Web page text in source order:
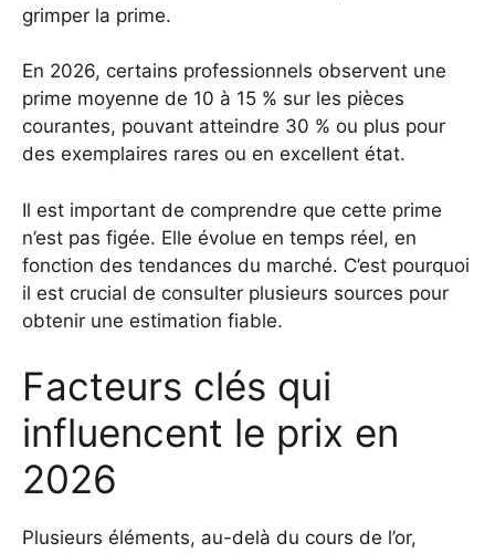
grimper la prime.
En 2026, certains professionnels observent une
prime moyenne de 10 à 15 % sur les pièces
courantes, pouvant atteindre 30 % ou plus pour
des exemplaires rares ou en excellent état.
Il est important de comprendre que cette prime
n’est pas figée. Elle évolue en temps réel, en
fonction des tendances du marché. C’est pourquoi
il est crucial de consulter plusieurs sources pour
obtenir une estimation fiable.
Facteurs clés qui
influencent le prix en
2026
Plusieurs éléments, au-delà du cours de l’or,